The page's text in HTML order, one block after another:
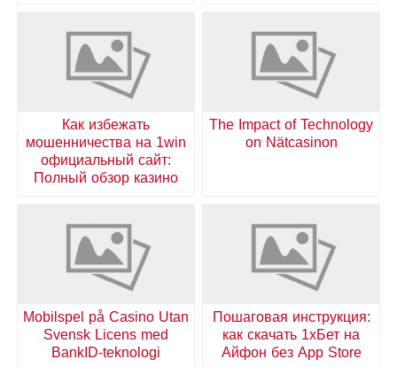
The Impact of Technology
on Nätcasinon
Как избежать
мошенничества на 1win
официальный сайт:
Полный обзор казино
Пошаговая инструкция:
как скачать 1хБет на
Айфон без App Store
Mobilspel på Casino Utan
Svensk Licens med
BankID-teknologi